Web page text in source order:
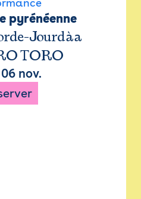
pyrénéenne
Jourdàa
TORO
06 nov.